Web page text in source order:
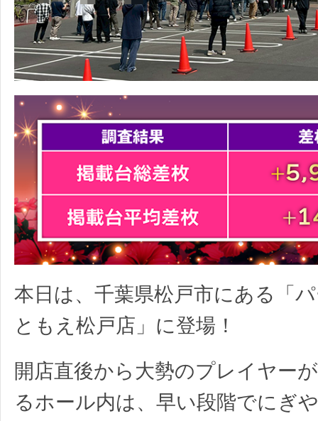
本日は、千葉県松戸市にある「
ともえ松戸店」に登場！
開店直後から大勢のプレイヤー
るホール内は、早い段階でにぎ